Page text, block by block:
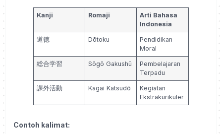
Kanji Romaji
Arti Bahasa
Indonesia
道徳 Dōtoku
Pendidikan
Moral
総合学習 Sōgō Gakushū
Pembelajaran
Terpadu
課外活動 Kagai Katsudō
Kegiatan
Ekstrakurikuler
Contoh kalimat: